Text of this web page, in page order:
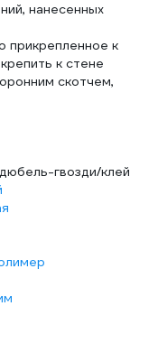
нанесенных
прикрепленное к
к стене
скотчем,
гвозди/клей